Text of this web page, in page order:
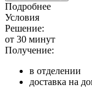
Подробнее
Условия
Решение:
от 30 минут
Получение:
в отделении
доставка на